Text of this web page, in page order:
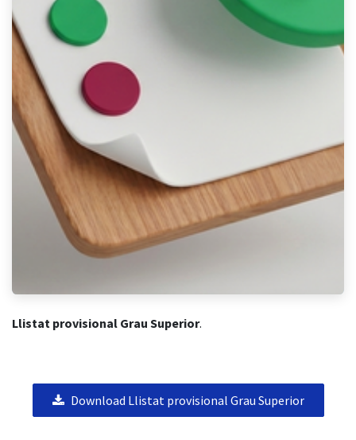
Llistat provisional Grau Superior.
Download Llistat provisional Grau Superior